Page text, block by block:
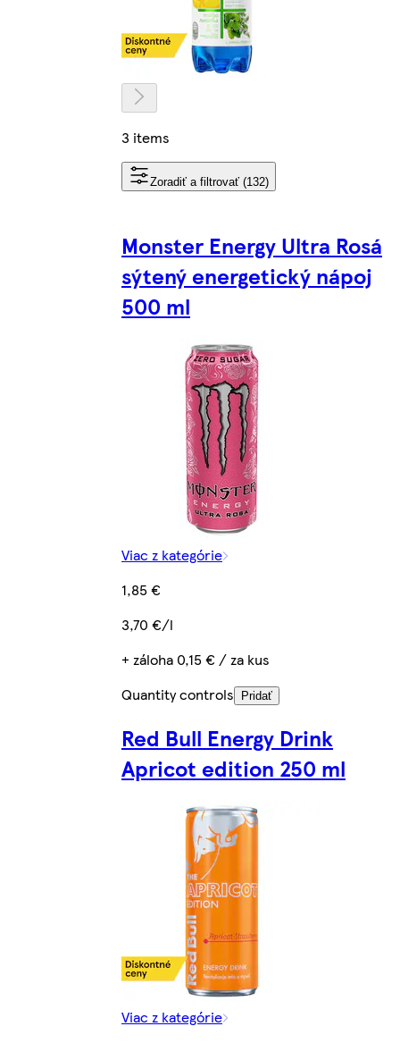
3 items
Zoradiť a filtrovať (132)
Monster Energy Ultra Rosá
sýtený energetický nápoj
500 ml
Viac z kategórie
1,85 €
3,70 €/l
+ záloha 0,15 € / za kus
Quantity controls
Pridať
Red Bull Energy Drink
Apricot edition 250 ml
Viac z kategórie